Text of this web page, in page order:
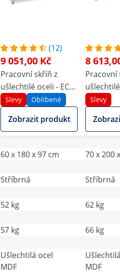
(12)
9 051,00 Kč
Pracovní skříň z
ušlechtilé oceli - ECO
- 180 x 60 cm - 600 kg
- lemování - Royal
Catering
Slevy Oblíbené
Zobrazit produkt
8
Pracovní
- 200 x
- Royal
Slevy
60 x 180 x 97 cm
70 x 200
Stříbrná
Stříbrná
52 kg
62 kg
57 kg
66 kg
Ušlechtilá ocel
MDF
MDF